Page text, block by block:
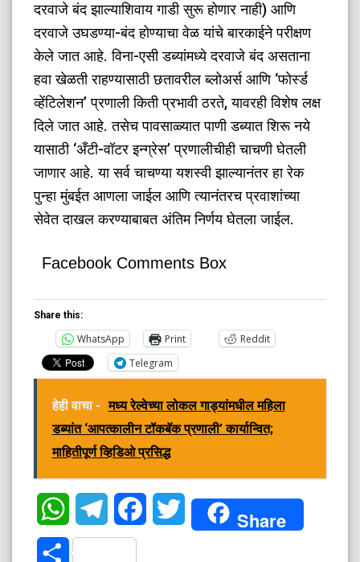
दरवाजे बंद झाल्याशिवाय गाडी सुरू होणार नाही) आणि
दरवाजे उघडण्या-बंद होण्याचा वेळ यांचे बारकाईने परीक्षण
केले जात आहे. विना-एसी डब्यांमध्ये दरवाजे बंद असताना
हवा खेळती राहण्यासाठी छतावरील ब्लोअर्स आणि ‘फोर्स्ड
व्हेंटिलेशन’ प्रणाली किती प्रभावी ठरते, यावरही विशेष लक्ष
दिले जात आहे. तसेच पावसाळ्यात पाणी डब्यात शिरू नये
यासाठी ‘अँटी-वॉटर इन्ग्रेस’ प्रणालीचीही चाचणी घेतली
जाणार आहे. या सर्व चाचण्या यशस्वी झाल्यानंतर हा रेक
पुन्हा मुंबईत आणला जाईल आणि त्यानंतरच प्रवाशांच्या
सेवेत दाखल करण्याबाबत अंतिम निर्णय घेतला जाईल.
Facebook Comments Box
Share this:
WhatsApp Print
Reddit
Telegram
हेही वाचा - मध्य रेल्वेच्या लोकल गाड्यांमधील महिला
डब्यांत ‘आपत्कालीन टॉकबॅक प्रणाली’ कार्यान्वित;
माहितीपूर्ण व्हिडिओ प्रसिद्ध
WhatsAppTelegramFacebookTwitter Share
Share